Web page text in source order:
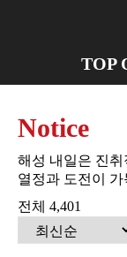
TOP
Notice
해성 내일은 진
열정과 도전이
전체 4,401